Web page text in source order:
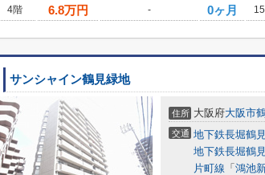
4階
6.8万円 - 0ヶ月
サンシャイン鶴見緑地
住所 大阪府大阪市
交通 地下鉄長堀鶴
地下鉄長堀鶴
片町線 「 鴻池